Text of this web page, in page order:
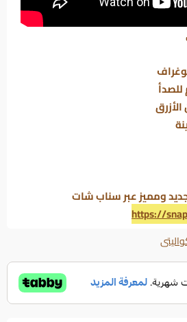
ومميز عبر سناب شات
https://